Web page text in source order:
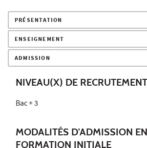
PRÉSENTATION
ENSEIGNEMENT
ADMISSION
NIVEAU(X) DE RECRUTEMENT
Bac + 3
MODALITÉS D'ADMISSION EN
FORMATION INITIALE